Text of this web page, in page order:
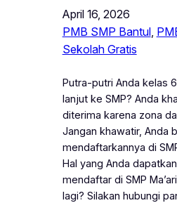
April 16, 2026
PMB SMP Bantul,
Sekolah Gratis
Putra-putri Anda kelas
lanjut ke SMP? Anda
diterima karena zona
Jangan khawatir, Anda
mendaftarkannya di
Hal yang Anda
mendaftar di SMP
lagi? Silakan hubungi